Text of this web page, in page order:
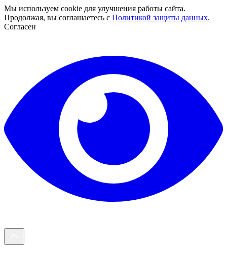
Мы используем cookie для улучшения работы сайта.
Продолжая, вы соглашаетесь с Политикой защиты данных.
Согласен